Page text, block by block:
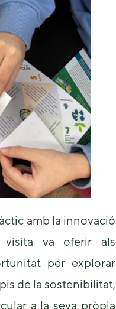
amb la innovació
visita va oferir als
per explorar
de la sostenibilitat,
a la seva pròpia